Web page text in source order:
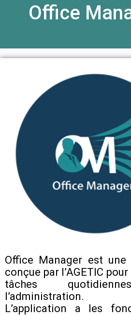
Office
Office Manager est une
conçue par l’AGETIC
tâches
l’administration.
L’application a les